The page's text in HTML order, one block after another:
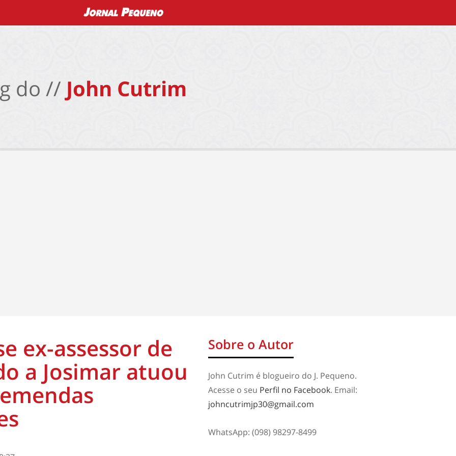
do // John Cutrim
ex-assessor de
a Josimar atuou
Sobre o Autor
John Cutrim é blogueiro do J. Pequeno.
Acesse o seu Perfil no Facebook. Email:
johncutrimjp30@gmail.com
WhatsApp: (098) 98297-8499